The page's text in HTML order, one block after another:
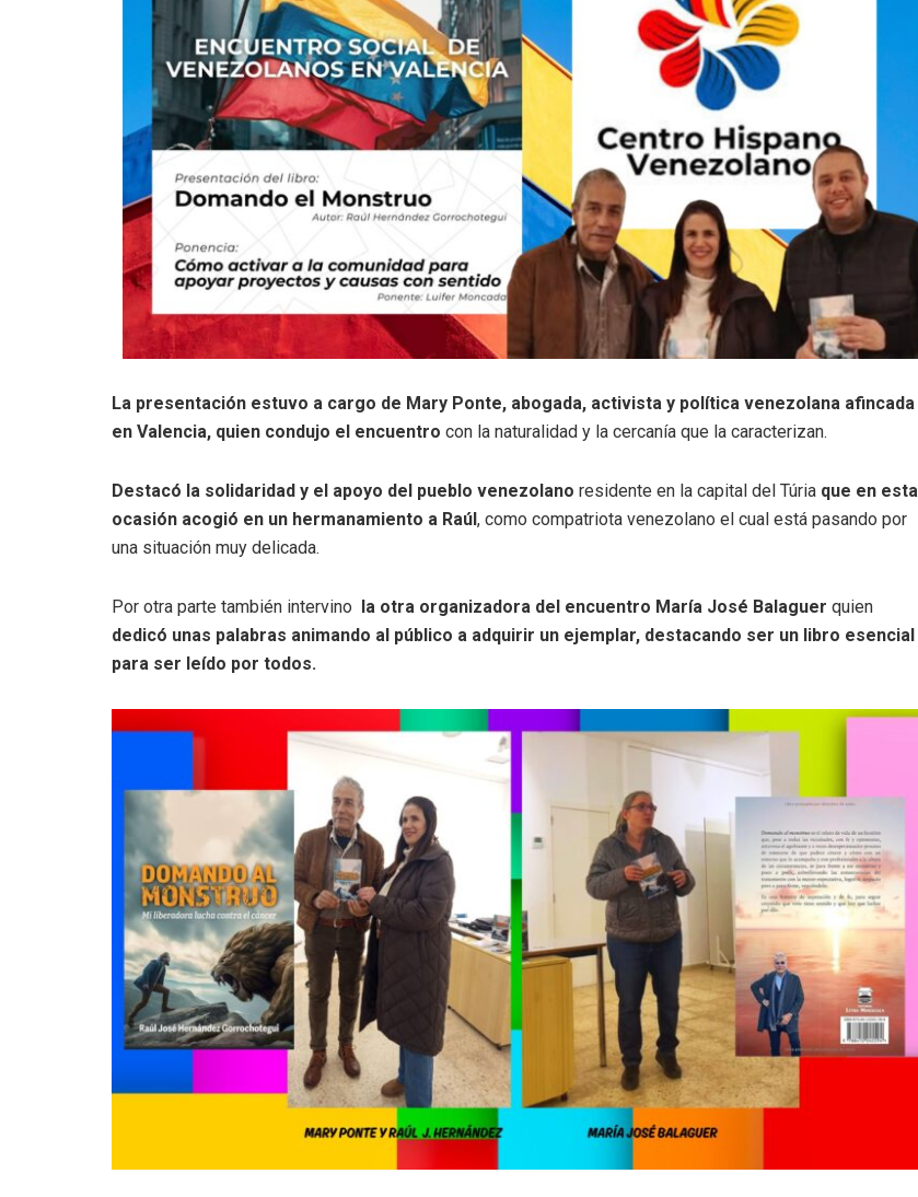
La presentación estuvo a cargo de Mary Ponte, abogada, activista y política venezolana afincada
en Valencia, quien condujo el encuentro con la naturalidad y la cercanía que la caracterizan.
Destacó la solidaridad y el apoyo del pueblo venezolano residente en la capital del Túria que en esta
ocasión acogió en un hermanamiento a Raúl, como compatriota venezolano el cual está pasando por
una situación muy delicada.
Por otra parte también intervino la otra organizadora del encuentro María José Balaguer quien
dedicó unas palabras animando al público a adquirir un ejemplar, destacando ser un libro esencial
para ser leído por todos.